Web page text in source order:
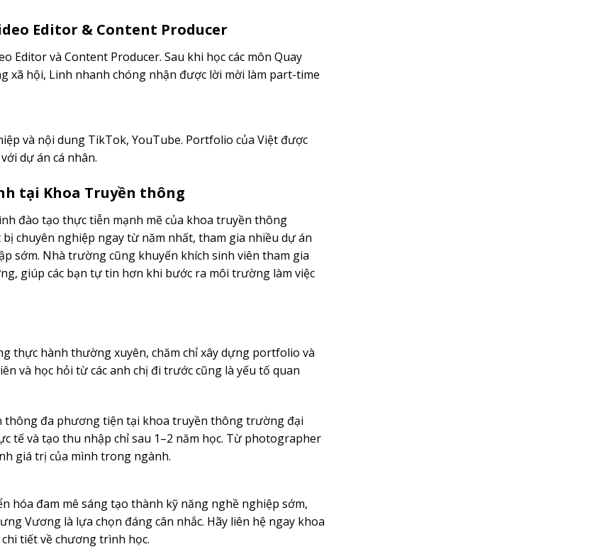
Editor & Content Producer
Editor và Content Producer. Sau khi học các môn Quay
xã hội, Linh nhanh chóng nhận được lời mời làm part-time
và nội dung TikTok, YouTube. Portfolio của Việt được
dự án cá nhân.
tại Khoa Truyền thông
đào tạo thực tiễn mạnh mẽ của khoa truyền thông
chuyên nghiệp ngay từ năm nhất, tham gia nhiều dự án
sớm. Nhà trường cũng khuyến khích sinh viên tham gia
giúp các bạn tự tin hơn khi bước ra môi trường làm việc
thực hành thường xuyên, chăm chỉ xây dựng portfolio và
và học hỏi từ các anh chị đi trước cũng là yếu tố quan
thông đa phương tiện tại khoa truyền thông trường đại
tế và tạo thu nhập chỉ sau 1–2 năm học. Từ photographer
giá trị của mình trong ngành.
hóa đam mê sáng tạo thành kỹ năng nghề nghiệp sớm,
Vương là lựa chọn đáng cân nhắc. Hãy liên hệ ngay khoa
tiết về chương trình học.